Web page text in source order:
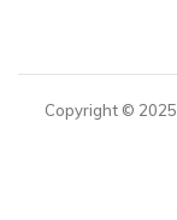
Copyright © 2025